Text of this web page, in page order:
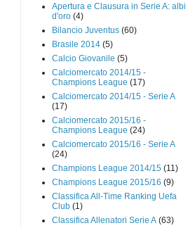
Apertura e Clausura in Serie A: albi
d'oro (4)
Bilancio Juventus (60)
Brasile 2014 (5)
Calcio Giovanile (5)
Calciomercato 2014/15 -
Champions League (17)
Calciomercato 2014/15 - Serie A
(17)
Calciomercato 2015/16 -
Champions League (24)
Calciomercato 2015/16 - Serie A
(24)
Champions League 2014/15 (11)
Champions League 2015/16 (9)
Classifica All-Time Ranking Uefa
Club (1)
Classifica Allenatori Serie A (63)